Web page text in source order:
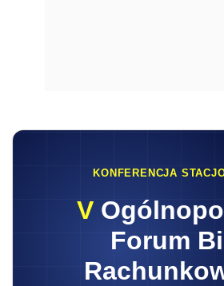
KONFERENCJA
V
Forum